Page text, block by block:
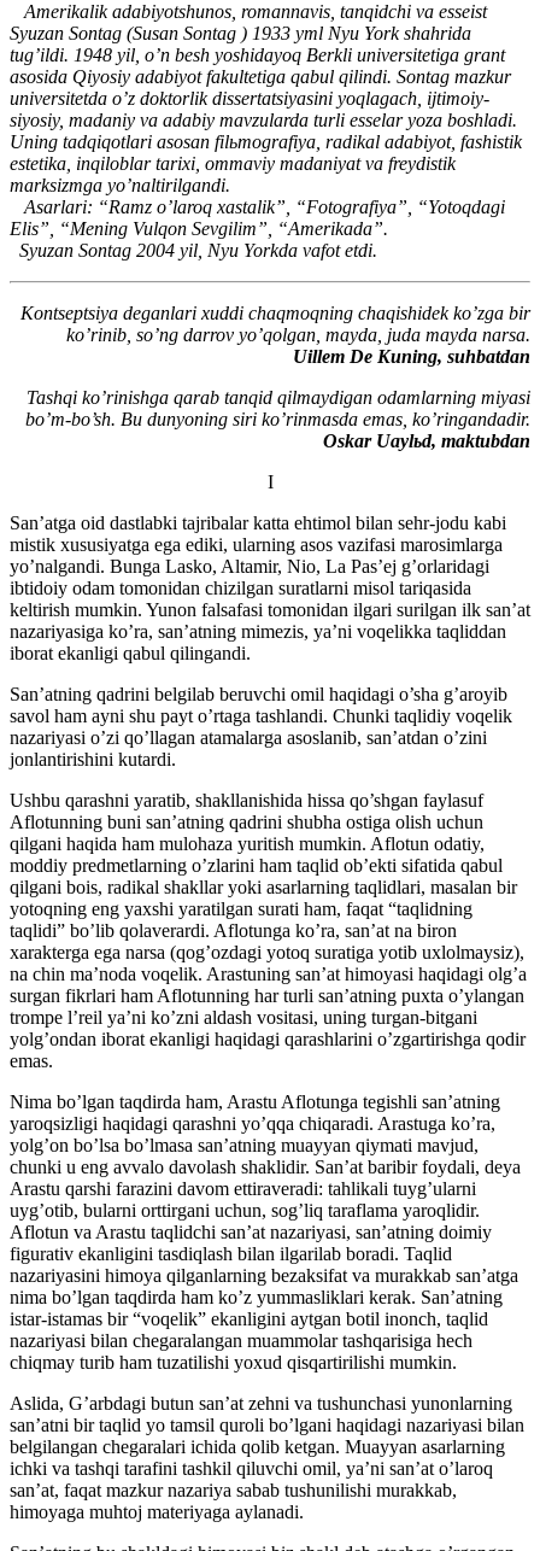
Amerikalik adabiyotshunos, romannavis, tanqidchi va esseist
Syuzan Sontag (Susan Sontag ) 1933 yml Nyu York shahrida
tug’ildi. 1948 yil, o’n besh yoshidayoq Berkli universitetiga grant
asosida Qiyosiy adabiyot fakultetiga qabul qilindi. Sontag mazkur
universitetda o’z doktorlik dissertatsiyasini yoqlagach, ijtimoiy-
siyosiy, madaniy va adabiy mavzularda turli esselar yoza boshladi.
Uning tadqiqotlari asosan filьmografiya, radikal adabiyot, fashistik
estetika, inqiloblar tarixi, ommaviy madaniyat va freydistik
marksizmga yo’naltirilgandi.
Asarlari: “Ramz o’laroq xastalik”, “Fotografiya”, “Yotoqdagi
Elis”, “Mening Vulqon Sevgilim”, “Amerikada”.
Syuzan Sontag 2004 yil, Nyu Yorkda vafot etdi.
Kontseptsiya deganlari xuddi chaqmoqning chaqishidek ko’zga bir
ko’rinib, so’ng darrov yo’qolgan, mayda, juda mayda narsa.
Uillem De Kuning, suhbatdan
Tashqi ko’rinishga qarab tanqid qilmaydigan odamlarning miyasi
bo’m-bo’sh. Bu dunyoning siri ko’rinmasda emas, ko’ringandadir.
Oskar Uaylьd, maktubdan
I
San’atga oid dastlabki tajribalar katta ehtimol bilan sehr-jodu kabi
mistik xususiyatga ega ediki, ularning asos vazifasi marosimlarga
yo’nalgandi. Bunga Lasko, Altamir, Nio, La Pas’ej g’orlaridagi
ibtidoiy odam tomonidan chizilgan suratlarni misol tariqasida
keltirish mumkin. Yunon falsafasi tomonidan ilgari surilgan ilk san’at
nazariyasiga ko’ra, san’atning mimezis, ya’ni voqelikka taqliddan
iborat ekanligi qabul qilingandi.
San’atning qadrini belgilab beruvchi omil haqidagi o’sha g’aroyib
savol ham ayni shu payt o’rtaga tashlandi. Chunki taqlidiy voqelik
nazariyasi o’zi qo’llagan atamalarga asoslanib, san’atdan o’zini
jonlantirishini kutardi.
Ushbu qarashni yaratib, shakllanishida hissa qo’shgan faylasuf
Aflotunning buni san’atning qadrini shubha ostiga olish uchun
qilgani haqida ham mulohaza yuritish mumkin. Aflotun odatiy,
moddiy predmetlarning o’zlarini ham taqlid ob’ekti sifatida qabul
qilgani bois, radikal shakllar yoki asarlarning taqlidlari, masalan bir
yotoqning eng yaxshi yaratilgan surati ham, faqat “taqlidning
taqlidi” bo’lib qolaverardi. Aflotunga ko’ra, san’at na biron
xarakterga ega narsa (qog’ozdagi yotoq suratiga yotib uxlolmaysiz),
na chin ma’noda voqelik. Arastuning san’at himoyasi haqidagi olg’a
surgan fikrlari ham Aflotunning har turli san’atning puxta o’ylangan
trompe l’reil ya’ni ko’zni aldash vositasi, uning turgan-bitgani
yolg’ondan iborat ekanligi haqidagi qarashlarini o’zgartirishga qodir
emas.
Nima bo’lgan taqdirda ham, Arastu Aflotunga tegishli san’atning
yaroqsizligi haqidagi qarashni yo’qqa chiqaradi. Arastuga ko’ra,
yolg’on bo’lsa bo’lmasa san’atning muayyan qiymati mavjud,
chunki u eng avvalo davolash shaklidir. San’at baribir foydali, deya
Arastu qarshi farazini davom ettiraveradi: tahlikali tuyg’ularni
uyg’otib, bularni orttirgani uchun, sog’liq taraflama yaroqlidir.
Aflotun va Arastu taqlidchi san’at nazariyasi, san’atning doimiy
figurativ ekanligini tasdiqlash bilan ilgarilab boradi. Taqlid
nazariyasini himoya qilganlarning bezaksifat va murakkab san’atga
nima bo’lgan taqdirda ham ko’z yummasliklari kerak. San’atning
istar-istamas bir “voqelik” ekanligini aytgan botil inonch, taqlid
nazariyasi bilan chegaralangan muammolar tashqarisiga hech
chiqmay turib ham tuzatilishi yoxud qisqartirilishi mumkin.
Aslida, G’arbdagi butun san’at zehni va tushunchasi yunonlarning
san’atni bir taqlid yo tamsil quroli bo’lgani haqidagi nazariyasi bilan
belgilangan chegaralari ichida qolib ketgan. Muayyan asarlarning
ichki va tashqi tarafini tashkil qiluvchi omil, ya’ni san’at o’laroq
san’at, faqat mazkur nazariya sabab tushunilishi murakkab,
himoyaga muhtoj materiyaga aylanadi.